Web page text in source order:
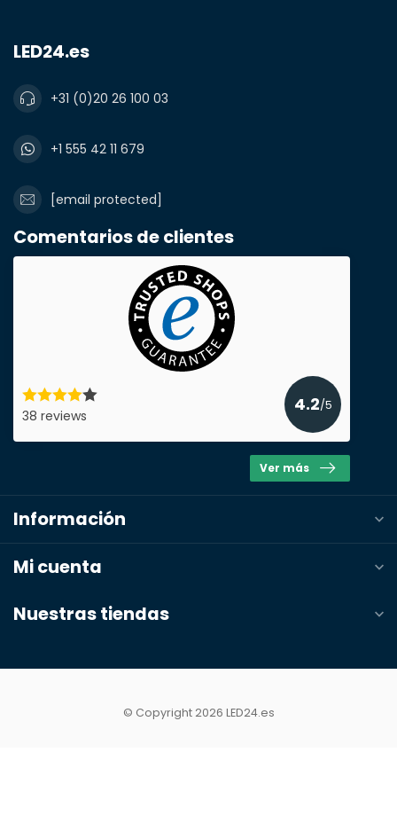
Notas
LED24.es
+31 (0)20 26 100 03
+1 555 42 11 679
[email protected]
Comentarios de clientes
38 reviews
4.2/5
Ver más
Información
Mi cuenta
Nuestras tiendas
© Copyright 2026 LED24.es